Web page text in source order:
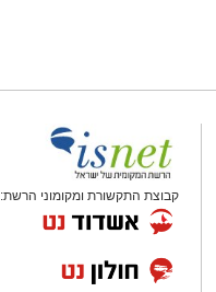
קבוצת התקשורת ומקומוני הרשת: